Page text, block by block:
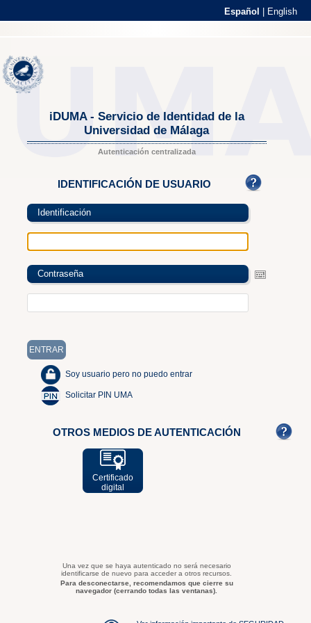
Español English
iDUMA - Servicio de Identidad de la
Universidad de Málaga
Autenticación centralizada
IDENTIFICACIÓN DE USUARIO
Identificación
Contraseña
Soy usuario pero no puedo entrar
Solicitar PIN UMA
OTROS MEDIOS DE AUTENTICACIÓN
Certificado
digital
Una vez que se haya autenticado no será necesario
identificarse de nuevo para acceder a otros recursos.
Para desconectarse, recomendamos que cierre su
navegador (cerrando todas las ventanas).